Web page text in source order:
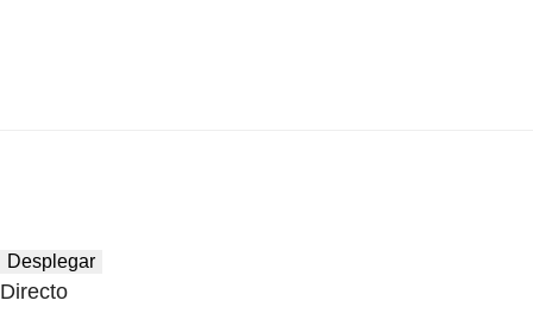
Desplegar
Directo